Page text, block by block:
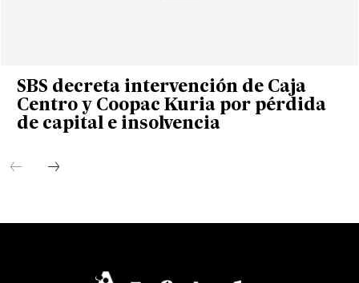
SBS decreta intervención de Caja
Centro y Coopac Kuria por pérdida
de capital e insolvencia